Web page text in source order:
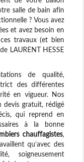
salle de bain afin
? Vous avez
et avez besoin en
travaux (et bien
LAURENT HESSE
de qualité,
des différentes
en vigueur. Nos
devis gratuit, rédigé
qui reprend en
à la bonne
chauffagistes,
qu’avec des
soigneusement